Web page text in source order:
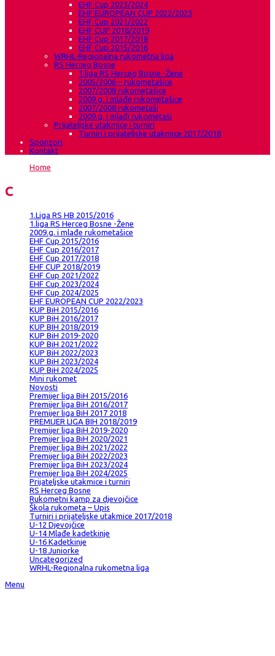
EHF Cup 2023/2024
EHF EUROPEAN CUP 2022/2023
EHF Cup 2021/2022
EHF CUP 2018/2019
EHF Cup 2017/2018
EHF Cup 2015/2016
WRHL-Regionalna rukometna liga
RS Herceg Bosne
1.liga RS Herceg Bosne -Žene
2005/2006 – rukometašice
2007/2008 rukometašice
2009.g. i mlađe rukometašice
2007/2008 rukometaši
2009.g. i mlađi rukometaši
Prijateljske utakmice i turniri
Turniri i prijateljske utakmice 2017/2018
Sponzori
Kontakt
Home
1.Liga RS HB 2015/2016
1.liga RS Herceg Bosne -Žene
2009.g. i mlađe rukometašice
EHF Cup 2015/2016
EHF Cup 2016/2017
EHF Cup 2017/2018
EHF CUP 2018/2019
EHF Cup 2021/2022
EHF Cup 2023/2024
EHF Cup 2024/2025
EHF EUROPEAN CUP 2022/2023
KUP BiH 2015/2016
KUP BiH 2016/2017
KUP BIH 2018/2019
KUP BiH 2019-2020
KUP BiH 2021/2022
KUP BiH 2022/2023
KUP BiH 2023/2024
KUP BiH 2024/2025
Mini rukomet
Novosti
Premijer liga BiH 2015/2016
Premijer liga BiH 2016/2017
Premijer liga BiH 2017 2018
PREMIJER LIGA BIH 2018/2019
Premijer liga BiH 2019-2020
Premijer liga BiH 2020/2021
Premijer liga BiH 2021/2022
Premijer liga BiH 2022/2023
Premijer liga BiH 2023/2024
Premijer liga BiH 2024/2025
Prijateljske utakmice i turniri
RS Herceg Bosne
Rukometni kamp za djevojčice
Škola rukometa – Upis
Turniri i prijateljske utakmice 2017/2018
U-12 Djevojčice
U-14 Mlađe kadetkinje
U-16 Kadetkinje
U-18 Juniorke
Uncategorized
WRHL-Regionalna rukometna liga
Menu